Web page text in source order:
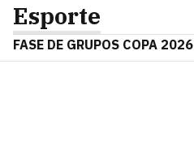
Esporte
FASE DE GRUPOS COPA 2026